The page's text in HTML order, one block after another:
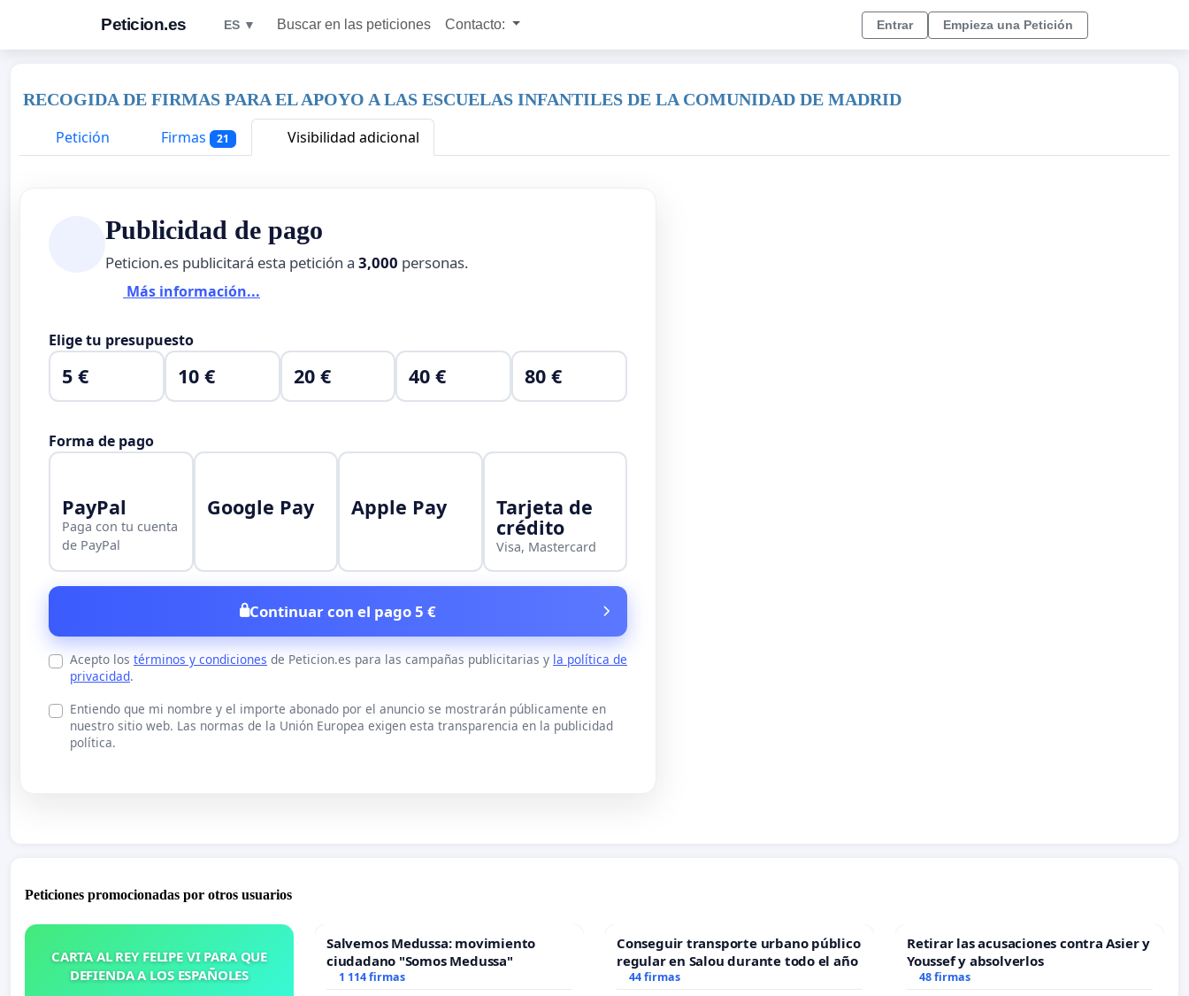
Peticion.es ES ▼ Buscar en las peticiones Contacto: Entrar Empieza una Petición
RECOGIDA DE FIRMAS PARA EL APOYO A LAS ESCUELAS INFANTILES DE LA COMUNIDAD DE MADRID
Petición
Firmas 21 Visibilidad adicional
Publicidad de pago
Peticion.es publicitará esta petición a 3,000 personas.
Más información...
Elige tu presupuesto
5 € 10 € 20 € 40 € 80 €
Forma de pago
PayPal
Paga con tu cuenta
de PayPal
Google Pay Apple Pay Tarjeta de
crédito
Visa, Mastercard
Continuar con el pago 5 €
Acepto los términos y condiciones de Peticion.es para las campañas publicitarias y la política de
privacidad.
Entiendo que mi nombre y el importe abonado por el anuncio se mostrarán públicamente en
nuestro sitio web. Las normas de la Unión Europea exigen esta transparencia en la publicidad
política.
Peticiones promocionadas por otros usuarios
CARTA AL REY FELIPE VI PARA QUE
DEFIENDA A LOS ESPAÑOLES
Salvemos Medussa: movimiento
ciudadano "Somos Medussa"
1 114 firmas
Conseguir transporte urbano público
regular en Salou durante todo el año
44 firmas
Retirar las acusaciones contra Asier y
Youssef y absolverlos
48 firmas